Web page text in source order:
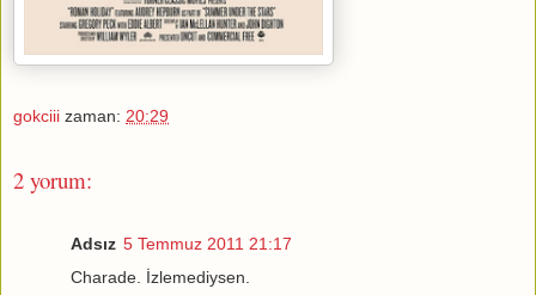
gokciii zaman: 20:29
2 yorum:
Adsız 5 Temmuz 2011 21:17
Charade. İzlemediysen.